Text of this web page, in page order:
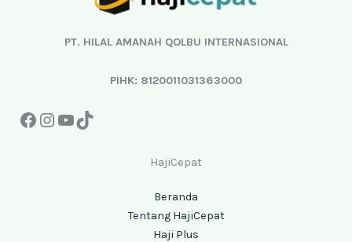
PT. HILAL AMANAH QOLBU INTERNASIONAL
PIHK: 8120011031363000
HajiCepat
Beranda
Tentang HajiCepat
Haji Plus